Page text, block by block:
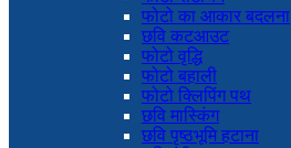
फोटो का आकार बदलना
छवि कटआउट
फोटो वृद्धि
फोटो बहाली
फोटो क्लिपिंग पथ
छवि मास्किंग
छवि पृष्ठभूमि हटाना